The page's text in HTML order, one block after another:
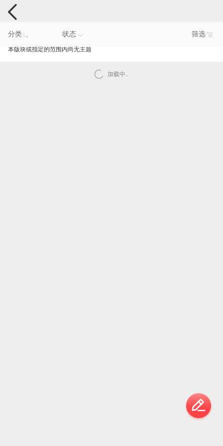
手机反馈
分类 状态 筛选
本版块或指定的范围内尚无主题
加载中..